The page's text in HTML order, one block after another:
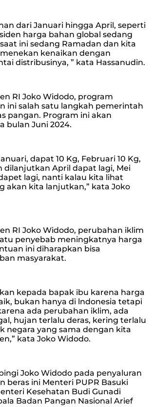
dari Januari hingga April, seperti
harga bahan global sedang
ini sedang Ramadan dan kita
kenaikan dengan
distribusinya, ” kata Hassanudin.
RI Joko Widodo, program
ini salah satu langkah pemerintah
pangan. Program ini akan
bulan Juni 2024.
dapat 10 Kg, Februari 10 Kg,
dilanjutkan April dapat lagi, Mei
lagi, nanti kalau kita lihat
akan kita lanjutkan,” kata Joko
RI Joko Widodo, perubahan iklim
penyebab meningkatnya harga
ini diharapkan bisa
masyarakat.
kepada bapak ibu karena harga
bukan hanya di lndonesia tetapi
ada perubahan iklim, ada
hujan terlalu deras, kering terlalu
negara yang sama dengan kita
kata Joko Widodo.
Joko Widodo pada penyaluran
beras ini Menteri PUPR Basuki
Kesehatan Budi Gunadi
Badan Pangan Nasional Arief